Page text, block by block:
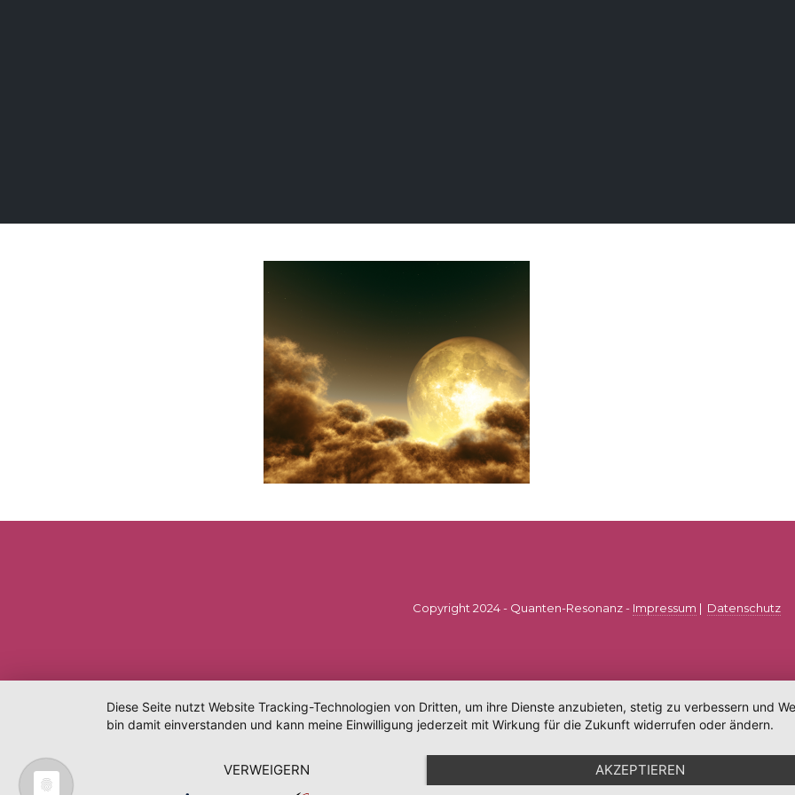
Copyright 2024 - Quanten-Resonanz - Impressum | Datenschutz
Diese Seite nutzt Website Tracking-Technologien von Dritten, um ihre Dienste anzubieten, stetig zu verbessern und
bin damit einverstanden und kann meine Einwilligung jederzeit mit Wirkung für die Zukunft widerrufen oder ändern.
VERWEIGERN AKZEPTIEREN